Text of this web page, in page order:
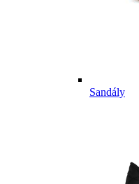
Sandály